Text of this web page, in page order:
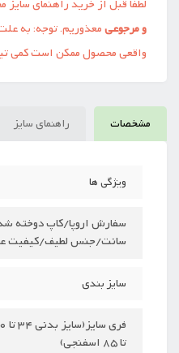
لطفا قبل از خرید راهنمای
و مرجوعیمعذوریم. توجه: به
واقعی محصول ممکن است کمی
مشخصات راهنمای سایز
ویژگی ها
سانت/جنس لطیف/کیفیت
سایز بندی
تا 85 اسفنجی)